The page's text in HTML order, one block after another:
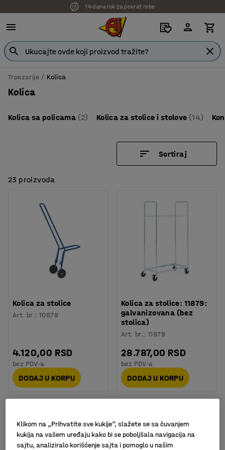
7 godina garancije
Trpezarije Kolica
Kolica
Kolica sa policama (2) Kolica za stolice i stolove (14)
Sortiraj
23 proizvoda
Kolica za stolice
Art. br.:10879
4.120,00 RSD
bez PDV-a
DODAJ U KORPU
Kolica za stolice: 11879:
galvanizovana (bez
stolica)
Art. br.:11879
28.787,00 RSD
bez PDV-a
DODAJ U KORPU
Klikom na „Prihvatite sve kukije“, slažete se sa čuvanjem
kukija na vašem uređaju kako bi se poboljšala navigacija na
sajtu, analiziralo korišćenje sajta i pomoglo u našim